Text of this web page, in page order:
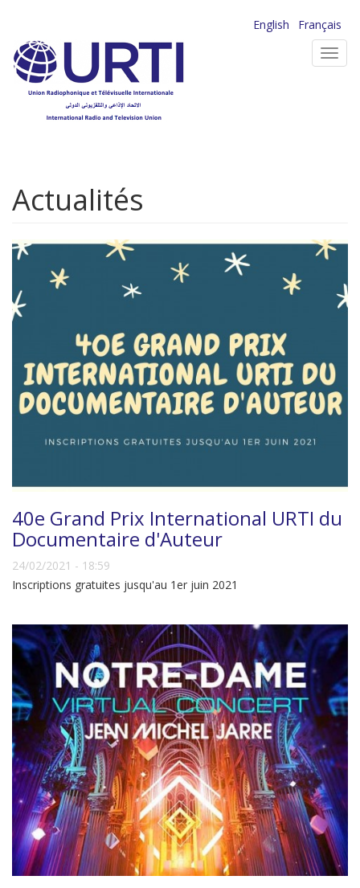
contenu
principal
English
Français
Actualités
40e Grand Prix International URTI du
Documentaire d'Auteur
24/02/2021 - 18:59
Inscriptions gratuites jusqu'au 1er juin 2021